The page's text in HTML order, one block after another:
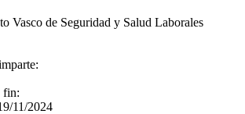
Vasco de Seguridad y Salud Laborales
fin:
11/2024